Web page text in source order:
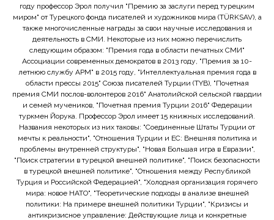
году профессор Эрол получил "Премию за заслуги перед турецким
миром" от Турецкого фонда писателей и художников мира (TÜRKSAV), а
также многочисленные награды за свои научные исследования и
деятельность в СМИ. Некоторые из них можно перечислить
следующим образом: "Премия года в области печатных СМИ"
Ассоциации современных демократов в 2013 году, "Премия за 10-
летнюю службу APM" в 2015 году, "Интеллектуальная премия года в
области прессы 2015" Союза писателей Турции (TYB), "Почетная
премия СМИ послов-волонтеров 2016" Анатолийской сельской гвардии
и семей мучеников, "Почетная премия Турции 2016" Федерации
туркмен Йорука. Профессор Эрол имеет 15 книжных исследований.
Названия некоторых из них таковы: "Соединенные Штаты Турции от
мечты к реальности", "Отношения Турции и ЕС: Внешняя политика и
проблемы внутренней структуры", "Новая Большая игра в Евразии",
"Поиск стратегии в турецкой внешней политике", "Поиск безопасности
в турецкой внешней политике", "Отношения между Республикой
Турция и Российской Федерацией", "Холодная организация горячего
мира: новое НАТО", "Теоретические подходы в анализе внешней
политики: На примере внешней политики Турции", "Кризисы и
антикризисное управление: Действующие лица и конкретные